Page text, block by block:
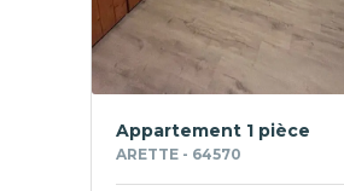
Appartement 1 pièce
ARETTE - 64570